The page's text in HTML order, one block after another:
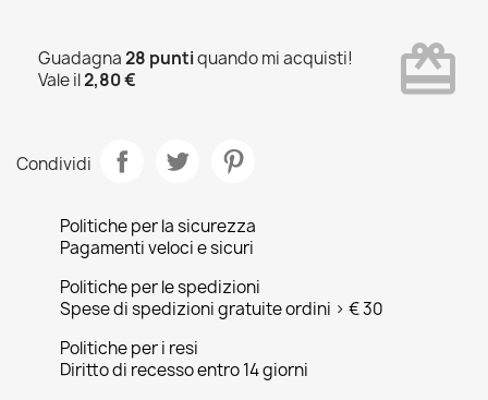
Guadagna28 puntiquando mi acquisti!
Vale il2,80 € card_giftcard
Condividi
Politiche per la sicurezza
Pagamenti veloci e sicuri
Politiche per le spedizioni
Spese di spedizioni gratuite ordini > € 30
Politiche per i resi
Diritto di recesso entro 14 giorni